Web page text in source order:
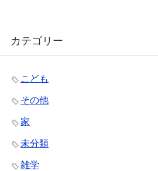
カテゴリー
こども
その他
家
未分類
雑学